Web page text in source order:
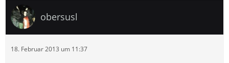
obersusl
18. Februar 2013 um 11:37